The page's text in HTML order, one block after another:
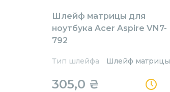
Шлейф матрицы для
ноутбука Acer Aspire VN7-
792
Тип шлейфа Шлейф матрицы
305,0 ₴